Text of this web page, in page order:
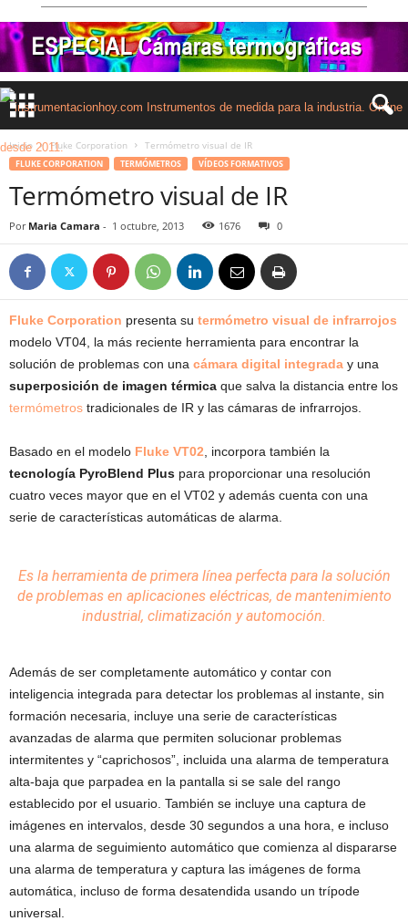
Inicio Fluke Corporation Termómetro visual de IR
FLUKE CORPORATION TERMÓMETROS VÍDEOS FORMATIVOS
Termómetro visual de IR
Por Maria Camara - 1 octubre, 2013 1676 0
Fluke Corporation presenta su termómetro visual de infrarrojos
modelo VT04, la más reciente herramienta para encontrar la
solución de problemas con una cámara digital integrada y una
superposición de imagen térmica que salva la distancia entre los
termómetros tradicionales de IR y las cámaras de infrarrojos.
Basado en el modelo Fluke VT02 , incorpora también la
tecnología PyroBlend Plus para proporcionar una resolución
cuatro veces mayor que en el VT02 y además cuenta con una
serie de características automáticas de alarma.
Es la herramienta de primera línea perfecta para la solución
de problemas en aplicaciones eléctricas, de mantenimiento
industrial, climatización yautomoción.
Además de ser completamente automático y contar con
inteligencia integrada para detectar los problemas al instante, sin
formación necesaria, incluye una serie de características
avanzadas de alarma que permiten solucionar problemas
intermitentes y “caprichosos”, incluida una alarma de temperatura
alta-baja que parpadea en la pantalla si se sale del rango
establecido por el usuario. También se incluye una captura de
imágenes en intervalos, desde 30 segundos a una hora, e incluso
una alarma de seguimiento automático que comienza al dispararse
una alarma de temperatura y captura las imágenes de forma
automática, incluso de forma desatendida usando un trípode
universal.